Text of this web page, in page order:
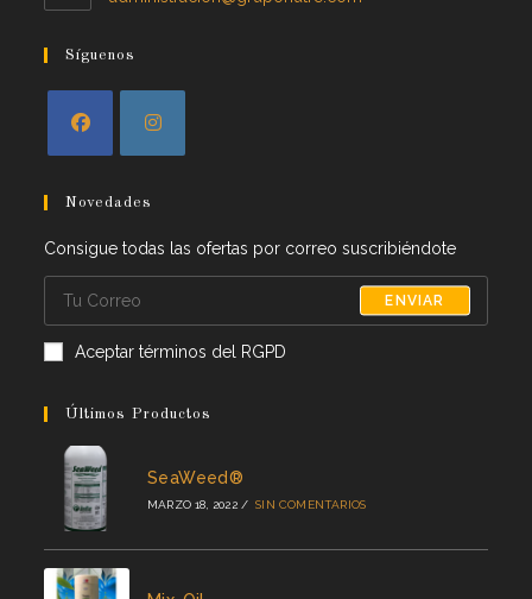
Síguenos
Novedades
Consigue todas las ofertas por correo suscribiéndote
ENVIAR
Aceptar términos del RGPD
Últimos Productos
SeaWeed®
MARZO 18, 2022 / SIN COMENTARIOS